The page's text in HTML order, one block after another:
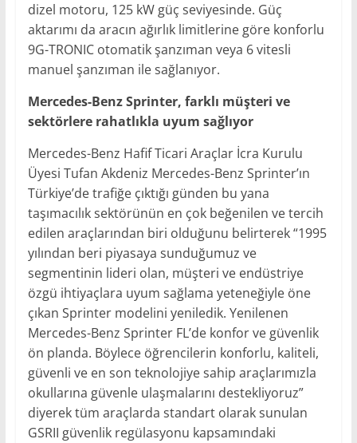
dizel motoru, 125 kW güç seviyesinde. Güç
aktarımı da aracın ağırlık limitlerine göre konforlu
9G-TRONIC otomatik şanzıman veya 6 vitesli
manuel şanzıman ile sağlanıyor.
Mercedes-Benz Sprinter, farklı müşteri ve
sektörlere rahatlıkla uyum sağlıyor
Mercedes-Benz Hafif Ticari Araçlar İcra Kurulu
Üyesi Tufan Akdeniz Mercedes-Benz Sprinter’ın
Türkiye’de trafiğe çıktığı günden bu yana
taşımacılık sektörünün en çok beğenilen ve tercih
edilen araçlarından biri olduğunu belirterek “1995
yılından beri piyasaya sunduğumuz ve
segmentinin lideri olan, müşteri ve endüstriye
özgü ihtiyaçlara uyum sağlama yeteneğiyle öne
çıkan Sprinter modelini yeniledik. Yenilenen
Mercedes-Benz Sprinter FL’de konfor ve güvenlik
ön planda. Böylece öğrencilerin konforlu, kaliteli,
güvenli ve en son teknolojiye sahip araçlarımızla
okullarına güvenle ulaşmalarını destekliyoruz”
diyerek tüm araçlarda standart olarak sunulan
GSRII güvenlik regülasyonu kapsamındaki